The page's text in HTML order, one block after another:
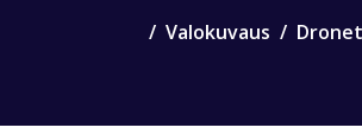
Valokuvaus Dronet